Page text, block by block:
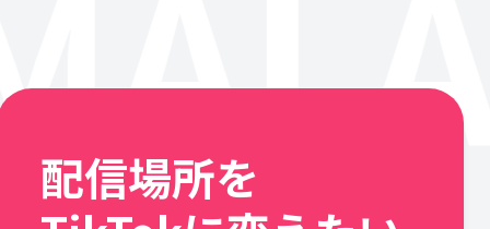
配信場所を